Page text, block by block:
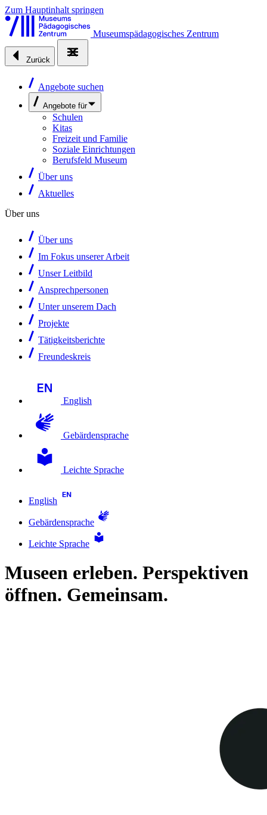
Zum Hauptinhalt springen
Museumspädagogisches Zentrum
Zurück
Angebote suchen
Angebote für
Schulen
Kitas
Freizeit und Familie
Soziale Einrichtungen
Berufsfeld Museum
Über uns
Aktuelles
Über uns
Über uns
Im Fokus unserer Arbeit
Unser Leitbild
Ansprechpersonen
Unter unserem Dach
Projekte
Tätigkeitsberichte
Freundeskreis
English
Gebärdensprache
Leichte Sprache
English
Gebärdensprache
Leichte Sprache
Museen erleben. Perspektiven
öffnen. Gemeinsam.